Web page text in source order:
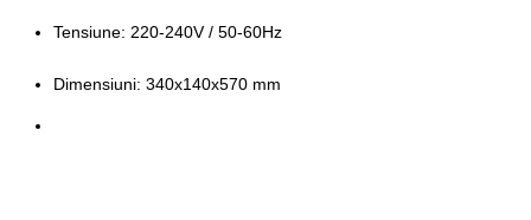
Tensiune: 220-240V / 50-60Hz
Dimensiuni: 340x140x570 mm